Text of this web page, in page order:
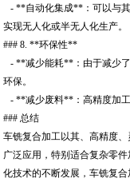
- **自动化集成**：可以与
实现无人化或半无人化生产。
### 8. **环保性**
- **减少能耗**：由于减少
环保。
- **减少废料**：高精度加工
### 总结
车铣复合加工以其、高精度
广泛应用，特别适合复杂零
化技术的不断发展，车铣复合